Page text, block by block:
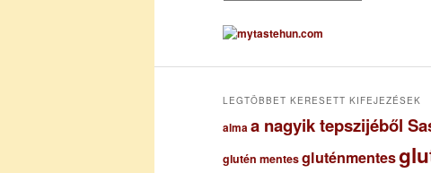
c
h
uLEGTÖBBET KERESETT KIFEJEZÉSEK
almaa nagyik tepszijéből
glutén mentesgluténmentes